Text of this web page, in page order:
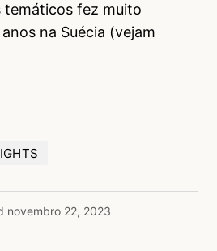
temáticos fez muito
na Suécia (vejam
novembro 22, 2023